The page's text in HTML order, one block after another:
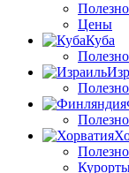
Цены
Куба